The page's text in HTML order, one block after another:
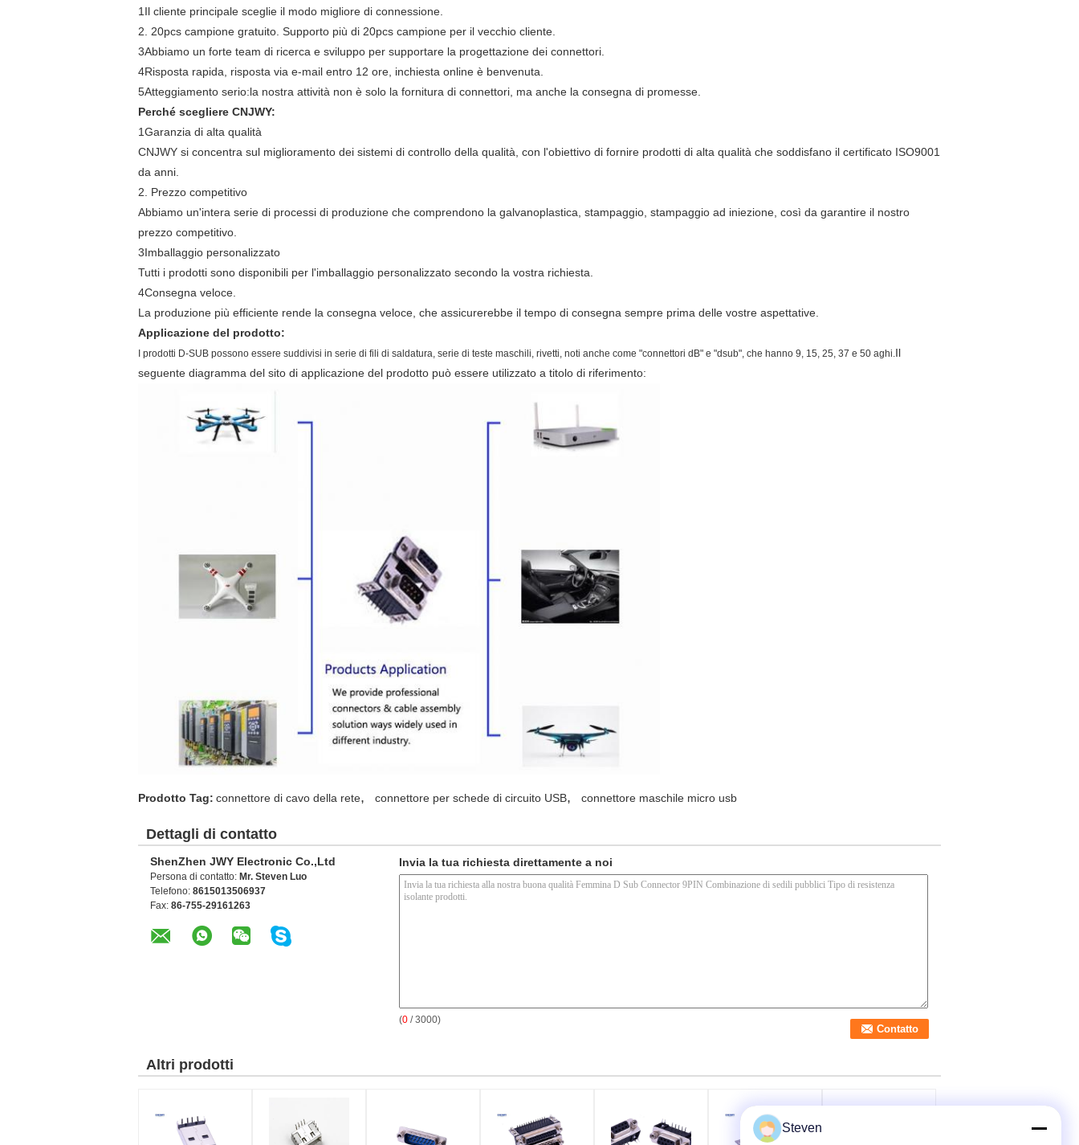
1Il cliente principale sceglie il modo migliore di connessione.
2. 20pcs campione gratuito. Supporto più di 20pcs campione per il vecchio cliente.
3Abbiamo un forte team di ricerca e sviluppo per supportare la progettazione dei connettori.
4Risposta rapida, risposta via e-mail entro 12 ore, inchiesta online è benvenuta.
5Atteggiamento serio:la nostra attività non è solo la fornitura di connettori, ma anche la consegna di promesse.
Perché scegliere CNJWY:
1Garanzia di alta qualità
CNJWY si concentra sul miglioramento dei sistemi di controllo della qualità, con l'obiettivo di fornire prodotti di alta qualità che soddisfano il certificato ISO9001
da anni.
2. Prezzo competitivo
Abbiamo un'intera serie di processi di produzione che comprendono la galvanoplastica, stampaggio, stampaggio ad iniezione, così da garantire il nostro
prezzo competitivo.
3Imballaggio personalizzato
Tutti i prodotti sono disponibili per l'imballaggio personalizzato secondo la vostra richiesta.
4Consegna veloce.
La produzione più efficiente rende la consegna veloce, che assicurerebbe il tempo di consegna sempre prima delle vostre aspettative.
Applicazione del prodotto:
I prodotti D-SUB possono essere suddivisi in serie di fili di saldatura, serie di teste maschili, rivetti, noti anche come "connettori dB" e "dsub", che hanno 9, 15, 25, 37 e 50 aghi.Il
seguente diagramma del sito di applicazione del prodotto può essere utilizzato a titolo di riferimento:
Prodotto Tag: connettore di cavo della rete, connettore per schede di circuito USB, connettore maschile micro usb
Dettagli di contatto
ShenZhen JWY Electronic Co.,Ltd
Persona di contatto: Mr. Steven Luo
Telefono: 8615013506937
Fax: 86-755-29161263
Invia la tua richiesta direttamente a noi
(0 / 3000)
Altri prodotti
Steven